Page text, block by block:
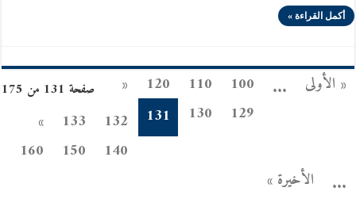
أكمل القراءة »
صفحة 131 من 175 « الأولى ...
100
110
120
«
129
130
131
132
133
»
140
150
160
...
الأخيرة »